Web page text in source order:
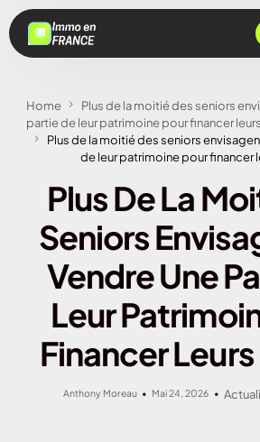
Home
Plus de la moitié des seniors
partie de leur patrimoine pour financer
Plus de la moitié des seniors
de leur patrimoine pour financer
Plus De La
Seniors
Vendre Une
Leur
Financer
Anthony Moreau Mai 24, 2026